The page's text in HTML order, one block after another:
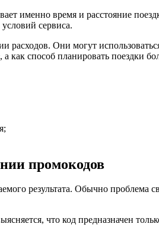
именно время и расстояние
сервиса.
Они могут
способ планировать поездки
промокодов
результата. Обычно проблема
что код предназначен